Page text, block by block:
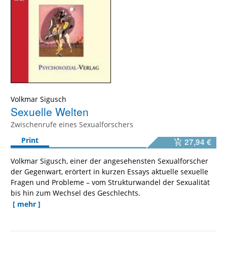
Volkmar Sigusch
Sexuelle Welten
Zwischenrufe eines Sexualforschers
Print
27,94 €
Volkmar Sigusch, einer der angesehensten Sexualforscher
der Gegenwart, erörtert in kurzen Essays aktuelle sexuelle
Fragen und Probleme – vom Strukturwandel der Sexualität
bis hin zum Wechsel des Geschlechts.
[ mehr ]